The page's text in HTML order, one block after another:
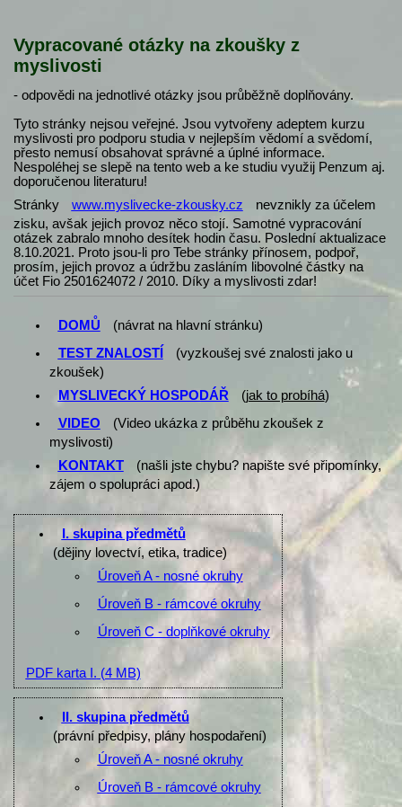
Vypracované otázky na zkoušky z
myslivosti
- odpovědi na jednotlivé otázky jsou průběžně doplňovány.
Tyto stránky nejsou veřejné. Jsou vytvořeny adeptem kurzu
myslivosti pro podporu studia v nejlepším vědomí a svědomí,
přesto nemusí obsahovat správné a úplné informace.
Nespoléhej se slepě na tento web a ke studiu využij Penzum aj.
doporučenou literaturu!
Stránky
www.myslivecke-zkousky.cz
nevznikly za účelem
zisku, avšak jejich provoz něco stojí. Samotné vypracování
otázek zabralo mnoho desítek hodin času. Poslední aktualizace
8.10.2021. Proto jsou-li pro Tebe stránky přínosem, podpoř,
prosím, jejich provoz a údržbu zasláním libovolné částky na
účet Fio 2501624072 / 2010. Díky a myslivosti zdar!
DOMŮ
(návrat na hlavní stránku)
TEST ZNALOSTÍ
(vyzkoušej své znalosti jako u
zkoušek)
MYSLIVECKÝ HOSPODÁŘ
(jak to probíhá)
VIDEO
(Video ukázka z průběhu zkoušek z
myslivosti)
KONTAKT
(našli jste chybu? napište své připomínky,
zájem o spolupráci apod.)
I. skupina předmětů
(dějiny lovectví, etika, tradice)
Úroveň A - nosné okruhy
Úroveň B - rámcové okruhy
Úroveň C - doplňkové okruhy
PDF karta I. (4 MB)
II. skupina předmětů
(právní předpisy, plány hospodaření)
Úroveň A - nosné okruhy
Úroveň B - rámcové okruhy